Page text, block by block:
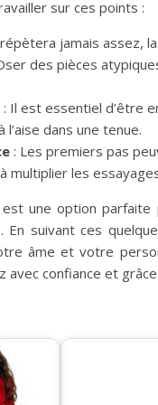
sur ces points :
jamais assez,
des pièces
: Il est essentiel d’être
dans une tenue.
: Les premiers pas
multiplier les
une option
suivant ces
âme et votre
avec confiance et grâce